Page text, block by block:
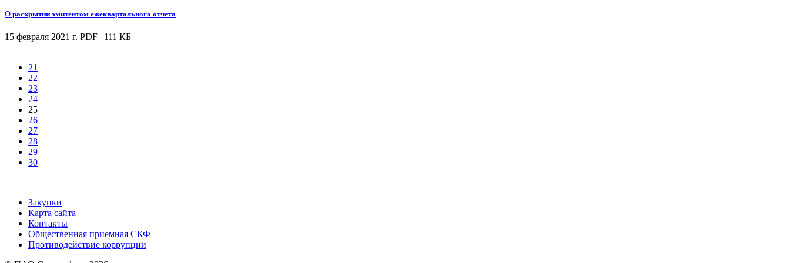
О раскрытии эмитентом ежеквартального отчета
15 февраля 2021 г. PDF | 111 КБ
21
22
23
24
25
26
27
28
29
30
Закупки
Карта сайта
Контакты
Общественная приемная СКФ
Противодействие коррупции